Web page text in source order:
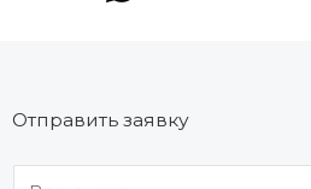
Отправить заявку